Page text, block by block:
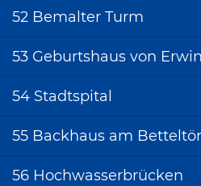
40
Wehrgang
oberen
42
Hammer
52 Bemalter Turm
54 Stadtspital
55 Backhaus am
56 Hochwasserbrücken